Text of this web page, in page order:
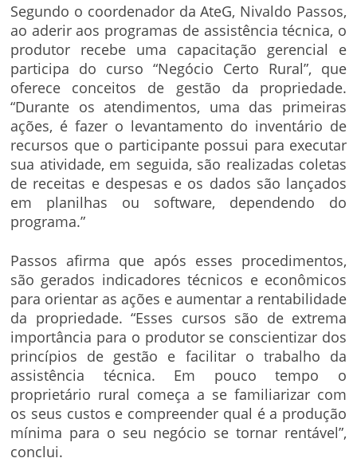
Segundo o coordenador da AteG, Nivaldo Passos,
ao aderir aos programas de assistência técnica, o
produtor recebe uma capacitação gerencial e
participa do curso “Negócio Certo Rural”, que
oferece conceitos de gestão da propriedade.
“Durante os atendimentos, uma das primeiras
ações, é fazer o levantamento do inventário de
recursos que o participante possui para executar
sua atividade, em seguida, são realizadas coletas
de receitas e despesas e os dados são lançados
em planilhas ou software, dependendo do
programa.”
Passos afirma que após esses procedimentos,
são gerados indicadores técnicos e econômicos
para orientar as ações e aumentar a rentabilidade
da propriedade. “Esses cursos são de extrema
importância para o produtor se conscientizar dos
princípios de gestão e facilitar o trabalho da
assistência técnica. Em pouco tempo o
proprietário rural começa a se familiarizar com
os seus custos e compreender qual é a produção
mínima para o seu negócio se tornar rentável”,
conclui.